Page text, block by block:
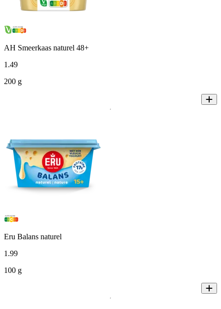
AH Smeerkaas naturel 48+
1 .49
200 g
Eru Balans naturel
1 .99
100 g